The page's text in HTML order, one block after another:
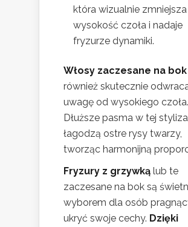
która wizualnie zmniejsza
wysokość czoła i nadaje
fryzurze dynamiki.
Włosy zaczesane na bok
również skutecznie
uwagę od wysokiego czoła.
Dłuższe pasma w tej
łagodzą ostre rysy twarzy,
tworząc harmonijną
Fryzury z grzywką lub te
zaczesane na bok są
wyborem dla osób
ukryć swoje cechy. Dzięki